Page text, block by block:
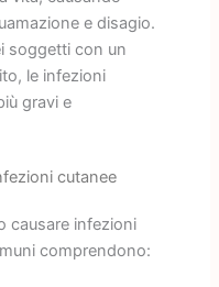
e disagio.
soggetti con un
le infezioni
gravi e
cutanee
causare infezioni
comprendono: